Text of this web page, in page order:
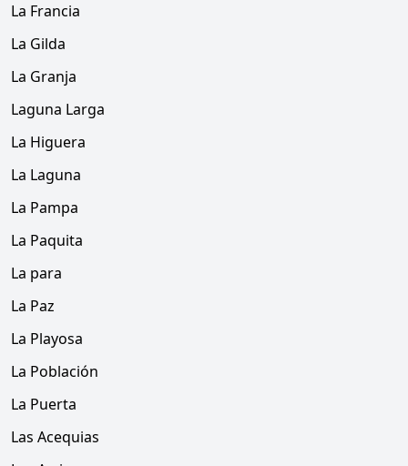
La Francia
La Gilda
La Granja
Laguna Larga
La Higuera
La Laguna
La Pampa
La Paquita
La para
La Paz
La Playosa
La Población
La Puerta
Las Acequias